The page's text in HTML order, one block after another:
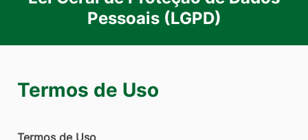
o
rodapé
Pessoais (LGPD)
Termos de Uso
Termos de Uso